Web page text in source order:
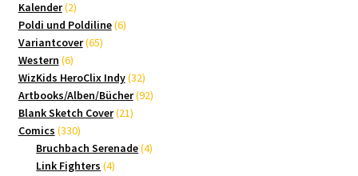
Kalender 22
Produkte
Poldi und Poldiline 66
Variantcover 6565
Western 66
Produkte
WizKids HeroClix Indy 3232
Produkte
Artbooks/Alben/Bücher 9292
Blank Sketch Cover 2121
Comics 330330
Produkte
Bruchbach Serenade 44
Link Fighters 44